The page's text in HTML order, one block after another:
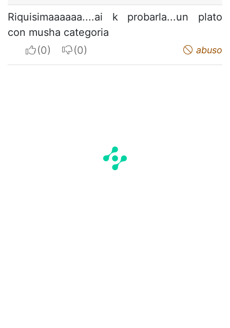
Riquisimaaaaaa....ai k probarla...un plato
con musha categoria
I apreciateI do not appreciate abuso